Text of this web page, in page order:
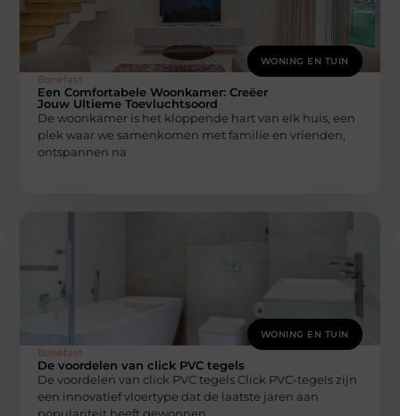
WONING EN TUIN
Bonefast
Een Comfortabele Woonkamer: Creëer
Jouw Ultieme Toevluchtsoord
De woonkamer is het kloppende hart van elk huis, een
plek waar we samenkomen met familie en vrienden,
ontspannen na
WONING EN TUIN
Bonefast
De voordelen van click PVC tegels
De voordelen van click PVC tegels Click PVC-tegels zijn
een innovatief vloertype dat de laatste jaren aan